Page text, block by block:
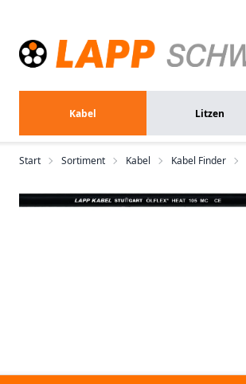
Kabel Litzen
Start Sortiment Kabel Kabel Finder